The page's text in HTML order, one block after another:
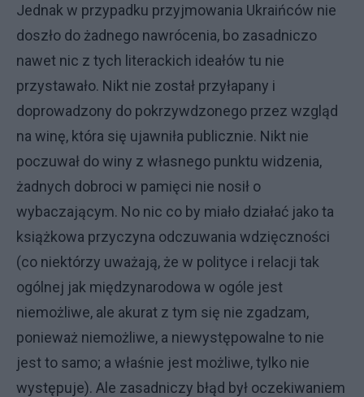
Jednak w przypadku przyjmowania Ukraińców nie
doszło do żadnego nawrócenia, bo zasadniczo
nawet nic z tych literackich ideałów tu nie
przystawało. Nikt nie został przyłapany i
doprowadzony do pokrzywdzonego przez wzgląd
na winę, która się ujawniła publicznie. Nikt nie
poczuwał do winy z własnego punktu widzenia,
żadnych dobroci w pamięci nie nosił o
wybaczającym. No nic co by miało działać jako ta
książkowa przyczyna odczuwania wdzięczności
(co niektórzy uważają, że w polityce i relacji tak
ogólnej jak międzynarodowa w ogóle jest
niemożliwe, ale akurat z tym się nie zgadzam,
ponieważ niemożliwe, a niewystępowalne to nie
jest to samo; a właśnie jest możliwe, tylko nie
występuje). Ale zasadniczy błąd był oczekiwaniem